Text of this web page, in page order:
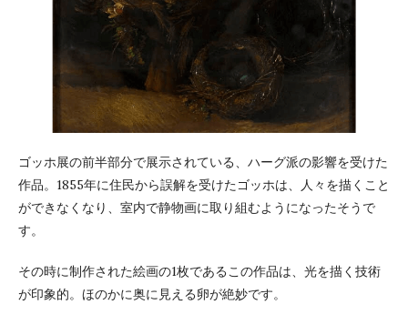
ゴッホ展の前半部分で展示されている、ハーグ派の影響を受けた
作品。1855年に住民から誤解を受けたゴッホは、人々を描くこと
ができなくなり、室内で静物画に取り組むようになったそうで
す。
その時に制作された絵画の1枚であるこの作品は、光を描く技術
が印象的。ほのかに奥に見える卵が絶妙です。